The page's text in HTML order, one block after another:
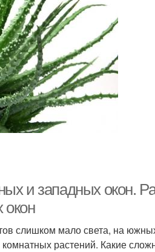
и западных окон.
слишком мало света, на
растений. Какие